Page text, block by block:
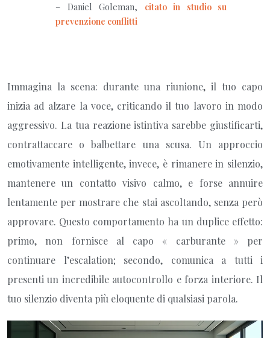
– Daniel Goleman, citato in studio su
prevenzione conflitti
Immagina la scena: durante una riunione, il tuo capo
inizia ad alzare la voce, criticando il tuo lavoro in modo
aggressivo. La tua reazione istintiva sarebbe giustificarti,
contrattaccare o balbettare una scusa. Un approccio
emotivamente intelligente, invece, è rimanere in silenzio,
mantenere un contatto visivo calmo, e forse annuire
lentamente per mostrare che stai ascoltando, senza però
approvare. Questo comportamento ha un duplice effetto:
primo, non fornisce al capo « carburante » per
continuare l’escalation; secondo, comunica a tutti i
presenti un incredibile autocontrollo e forza interiore. Il
tuo silenzio diventa più eloquente di qualsiasi parola.